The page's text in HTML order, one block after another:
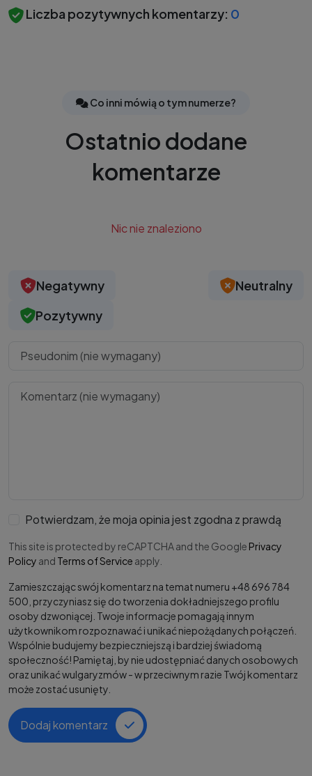
Liczba pozytywnych komentarzy: 0
Co inni mówią o tym numerze?
Ostatnio dodane
komentarze
Nic nie znaleziono
Negatywny
Neutralny
Pozytywny
Potwierdzam, że moja opinia jest zgodna z prawdą
This site is protected by reCAPTCHA and the Google Privacy
Policy and Terms of Service apply.
Zamieszczając swój komentarz na temat numeru +48 696 784
500, przyczyniasz się do tworzenia dokładniejszego profilu
osoby dzwoniącej. Twoje informacje pomagają innym
użytkownikom rozpoznawać i unikać niepożądanych połączeń.
Wspólnie budujemy bezpieczniejszą i bardziej świadomą
społeczność! Pamiętaj, by nie udostępniać danych osobowych
oraz unikać wulgaryzmów - w przeciwnym razie Twój komentarz
może zostać usunięty.
Dodaj komentarz